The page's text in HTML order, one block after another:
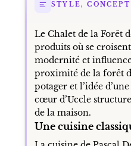
STYLE,
Le Chalet de la Forêt
produits où se
modernité et
proximité de la forêt
potager et l’idée
cœur d’Uccle
de la maison.
Une cuisine